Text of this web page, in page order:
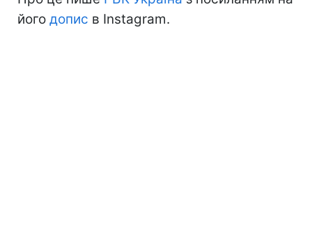
його допис в Instagram.